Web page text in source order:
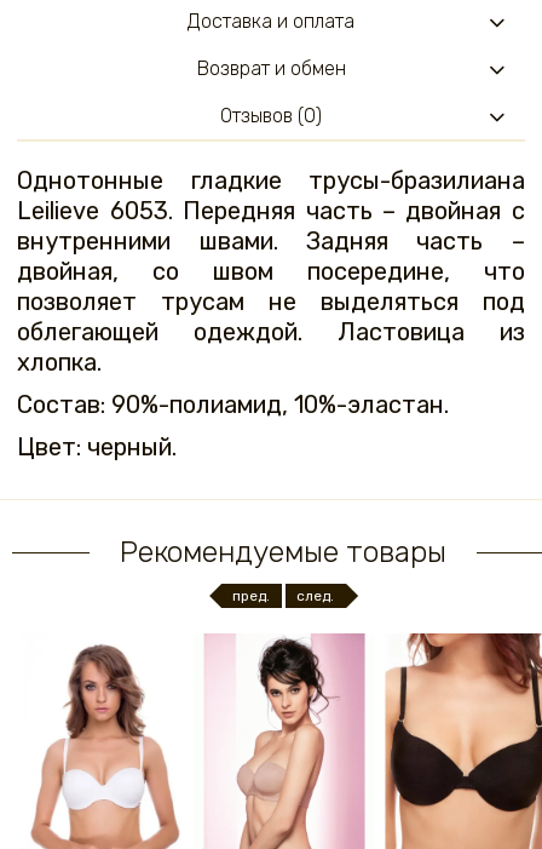
Однотонные гладкие трусы-бразилиана
Leilieve 6053. Передняя часть – двойная с
внутренними швами. Задняя часть –
двойная, со швом посередине, что
позволяет трусам не выделяться под
облегающей одеждой. Ластовица из
хлопка.
Состав: 90%-полиамид, 10%-эластан.
Цвет: черный.
Доставка и оплата
Возврат и обмен
Отзывов (0)
Рекомендуемые товары
пред. след.